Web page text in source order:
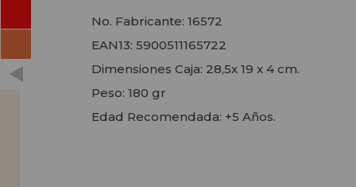
No. Fabricante: 16572
EAN13: 5900511165722
Dimensiones Caja: 28,5x 19 x 4 cm.
Peso: 180 gr
Edad Recomendada: +5 Años.